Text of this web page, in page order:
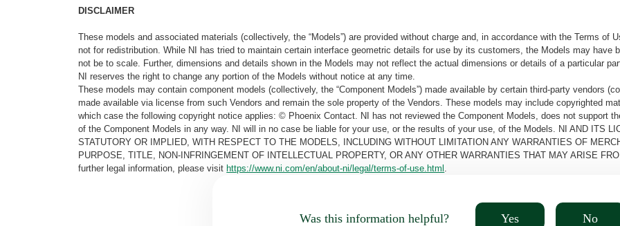
DISCLAIMER
These models and associated materials (collectively, the “Models”) are provided without charge and, in accordance with the Terms of
not for redistribution. While NI has tried to maintain certain interface geometric details for use by its customers, the Models may have
not be to scale. Further, dimensions and details shown in the Models may not reflect the actual dimensions or details of a particular
NI reserves the right to change any portion of the Models without notice at any time.
These models may contain component models (collectively, the “Component Models”) made available by certain third-party vendors
made available via license from such Vendors and remain the sole property of the Vendors. These models may include copyrighted
which case the following copyright notice applies: © Phoenix Contact. NI has not reviewed the Component Models, does not support
of the Component Models in any way. NI will in no case be liable for your use, or the results of your use, of the Models. NI AND ITS
STATUTORY OR IMPLIED, WITH RESPECT TO THE MODELS, INCLUDING WITHOUT LIMITATION ANY WARRANTIES OF
PURPOSE, TITLE, NON-INFRINGEMENT OF INTELLECTUAL PROPERTY, OR ANY OTHER WARRANTIES THAT MAY ARISE
further legal information, please visithttps://www.ni.com/en/about-ni/legal/terms-of-use.html
Was this information helpful? Yes No